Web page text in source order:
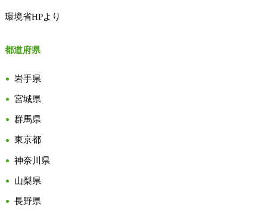
環境省HPより
都道府県
岩手県
宮城県
群馬県
東京都
神奈川県
山梨県
長野県